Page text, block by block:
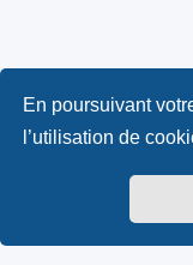
En poursuivant
l’utilisation de